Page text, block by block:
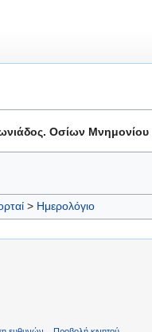
Οσίων
> Ημερολόγιο